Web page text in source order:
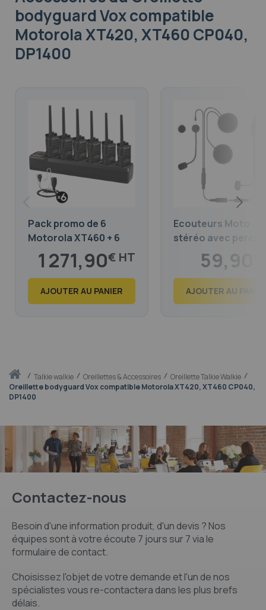
Accueiltalkie walkie Oreillettes & Accessoires
Oreillette Talkie Walkie
Oreillette bodyguard Vox compatible Motorola XT420, XT460 CP040,
DP1400
bodyguard Vox compatible
Motorola XT420, XT460 CP040,
DP1400
Pack promo de 6
Motorola XT460 + 6
Oreillettes bodyguard
+ Chargeur Multiple
1 271,90€
1 538,99
AJOUTER AU PANIER
Ecouteurs Moto
stéréo avec
PTT déporté |
XT460, DP1400,
CP040, GP300
59,90
72,48
AJOUTER AU
Contactez-nous
Besoin d'une information produit, d'un devis ? Nos
équipes sont à votre écoute 7 jours sur 7 via le
formulaire de contact.
Choisissez l'objet de votre demande et l'un de nos
spécialistes vous re-contactera dans les plus brefs
délais.